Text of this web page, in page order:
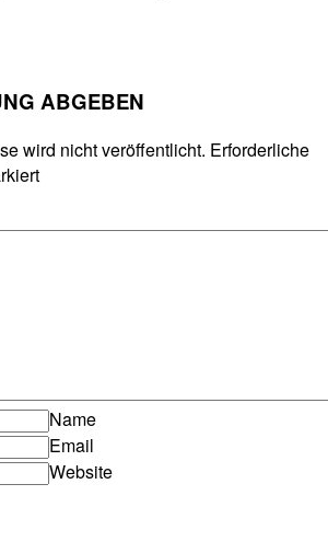
ABGEBEN
wird nicht veröffentlicht. Erforderliche
Name
Email
Website